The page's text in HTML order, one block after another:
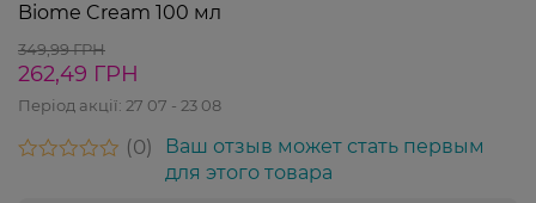
Biome Cream 100 мл
349,99 ГРН
262,49 ГРН
Період акції: 27 07 - 23 08
0
Ваш отзыв может стать первым
для этого товара